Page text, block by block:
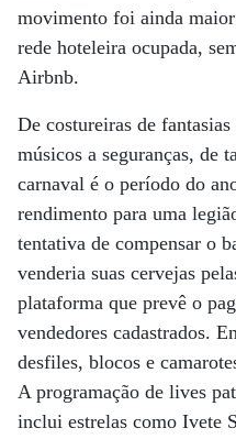
movimento foi ainda
rede hoteleira ocupada,
Airbnb.
De costureiras de
músicos a seguranças, de
carnaval é o período do
rendimento para uma
tentativa de compensar o
venderia suas cervejas
plataforma que prevê o
vendedores cadastrados.
desfiles, blocos e
A programação de lives
inclui estrelas como Ivete